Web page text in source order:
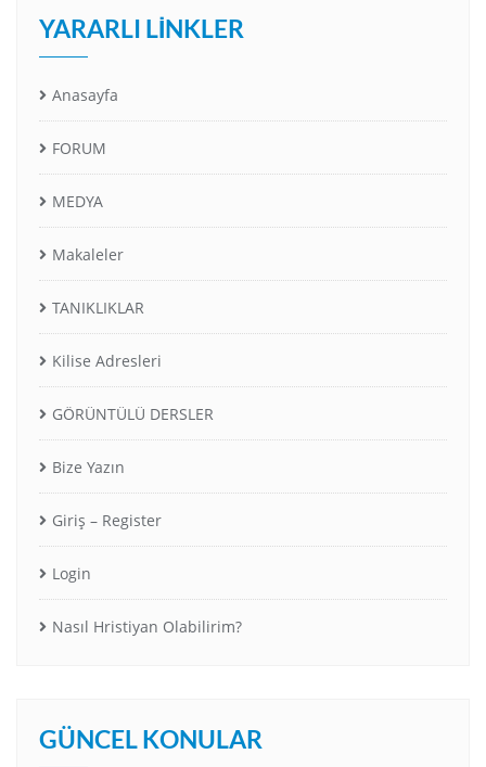
YARARLI LINKLER
Anasayfa
FORUM
MEDYA
Makaleler
TANIKLIKLAR
Kilise Adresleri
GÖRÜNTÜLÜ DERSLER
Bize Yazın
Giriş – Register
Login
Nasıl Hristiyan Olabilirim?
GÜNCEL KONULAR